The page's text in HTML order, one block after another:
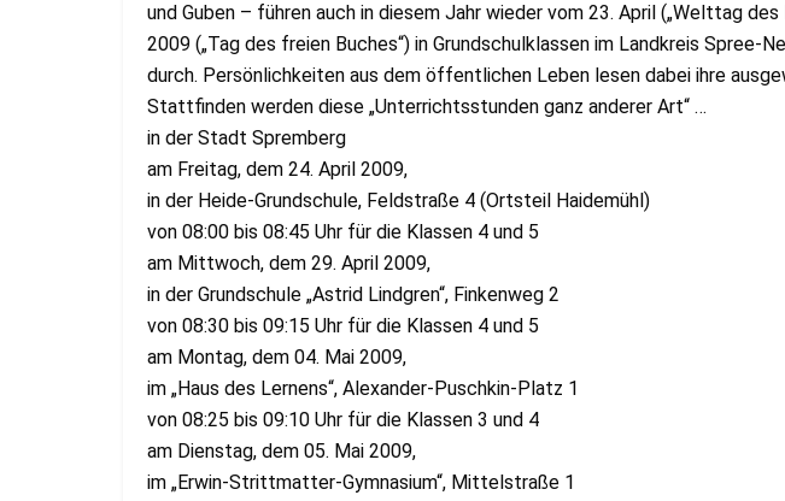
und Guben – führen auch in diesem Jahr wieder vom 23. April („Welttag des
2009 („Tag des freien Buches“) in Grundschulklassen im Landkreis Spree-
durch. Persönlichkeiten aus dem öffentlichen Leben lesen dabei ihre
Stattfinden werden diese „Unterrichtsstunden ganz anderer Art“ …
in der Stadt Spremberg
am Freitag, dem 24. April 2009,
in der Heide-Grundschule, Feldstraße 4 (Ortsteil Haidemühl)
von 08:00 bis 08:45 Uhr für die Klassen 4 und 5
am Mittwoch, dem 29. April 2009,
in der Grundschule „Astrid Lindgren“, Finkenweg 2
von 08:30 bis 09:15 Uhr für die Klassen 4 und 5
am Montag, dem 04. Mai 2009,
im „Haus des Lernens“, Alexander-Puschkin-Platz 1
von 08:25 bis 09:10 Uhr für die Klassen 3 und 4
am Dienstag, dem 05. Mai 2009,
im „Erwin-Strittmatter-Gymnasium“, Mittelstraße 1